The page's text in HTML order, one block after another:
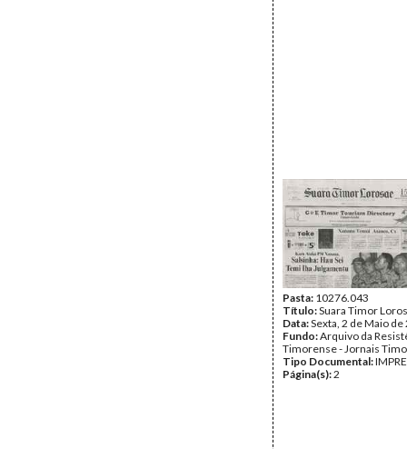
Pasta: 10276.043
Título:Suara Timor
Data:Sexta, 2 de Maio de
Fundo:Arquivo da
Timorense - Jornais
Tipo Documental:
Página(s):2